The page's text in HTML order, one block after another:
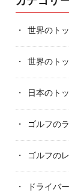
世界のト
世界のト
日本のト
ゴルフの
ゴルフの
ドライバ